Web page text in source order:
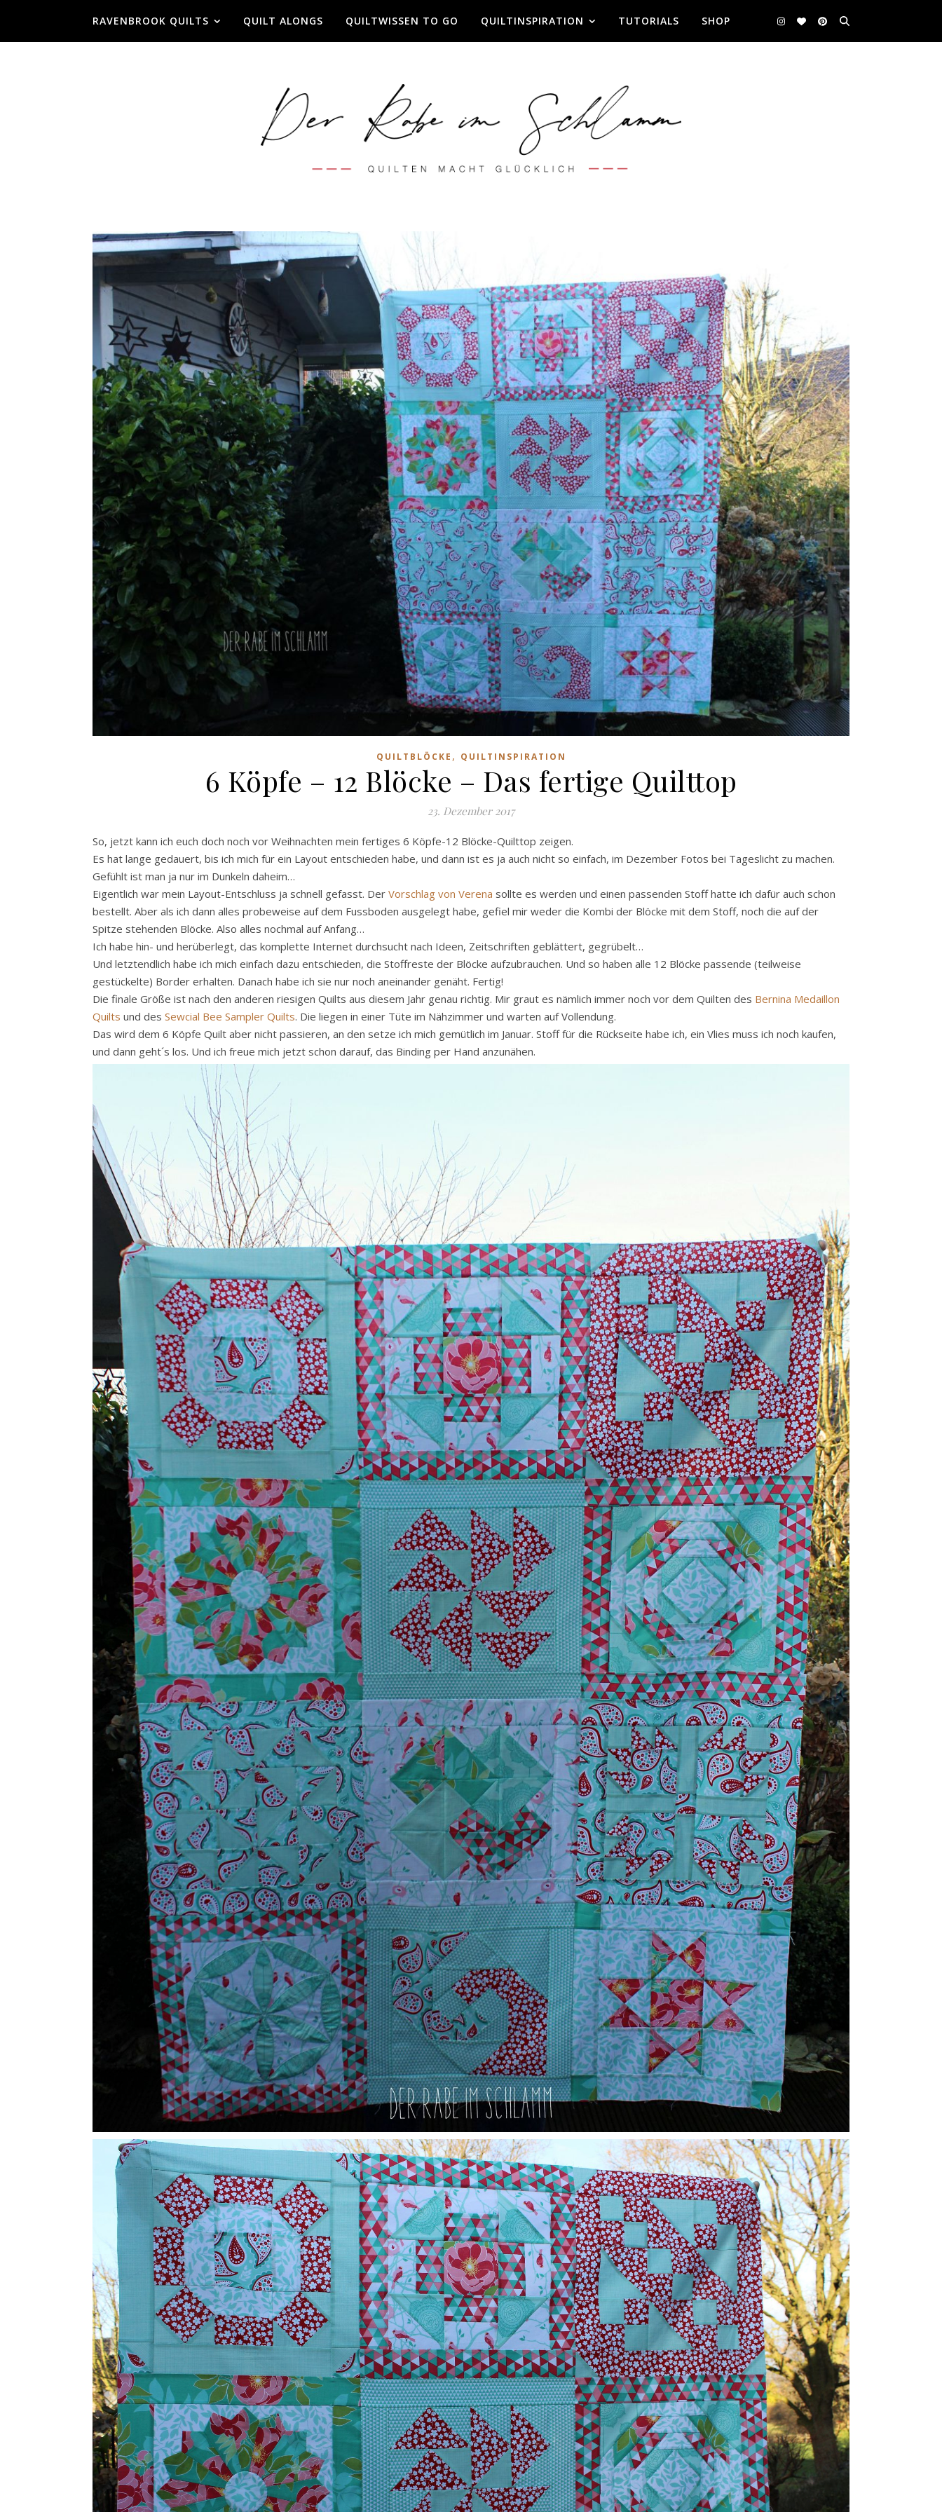
RAVENBROOK QUILTS QUILT ALONGS QUILTWISSEN TO GO QUILTINSPIRATION TUTORIALS SHOP
QUILTBLÖCKE , QUILTINSPIRATION
6 Köpfe – 12 Blöcke – Das fertige Quilttop
23. Dezember 2017
So, jetzt kann ich euch doch noch vor Weihnachten mein fertiges 6 Köpfe-12 Blöcke-Quilttop zeigen.
Es hat lange gedauert, bis ich mich für ein Layout entschieden habe, und dann ist es ja auch nicht so einfach, im Dezember Fotos bei Tageslicht zu machen.
Gefühlt ist man ja nur im Dunkeln daheim…
Eigentlich war mein Layout-Entschluss ja schnell gefasst. Der Vorschlag von Verena sollte es werden und einen passenden Stoff hatte ich dafür auch schon
bestellt. Aber als ich dann alles probeweise auf dem Fussboden ausgelegt habe, gefiel mir weder die Kombi der Blöcke mit dem Stoff, noch die auf der
Spitze stehenden Blöcke. Also alles nochmal auf Anfang…
Ich habe hin- und herüberlegt, das komplette Internet durchsucht nach Ideen, Zeitschriften geblättert, gegrübelt…
Und letztendlich habe ich mich einfach dazu entschieden, die Stoffreste der Blöcke aufzubrauchen. Und so haben alle 12 Blöcke passende (teilweise
gestückelte) Border erhalten. Danach habe ich sie nur noch aneinander genäht. Fertig!
Die finale Größe ist nach den anderen riesigen Quilts aus diesem Jahr genau richtig. Mir graut es nämlich immer noch vor dem Quilten des Bernina Medaillon
Quilts und des Sewcial Bee Sampler Quilts. Die liegen in einer Tüte im Nähzimmer und warten auf Vollendung.
Das wird dem 6 Köpfe Quilt aber nicht passieren, an den setze ich mich gemütlich im Januar. Stoff für die Rückseite habe ich, ein Vlies muss ich noch kaufen,
und dann geht´s los. Und ich freue mich jetzt schon darauf, das Binding per Hand anzunähen.